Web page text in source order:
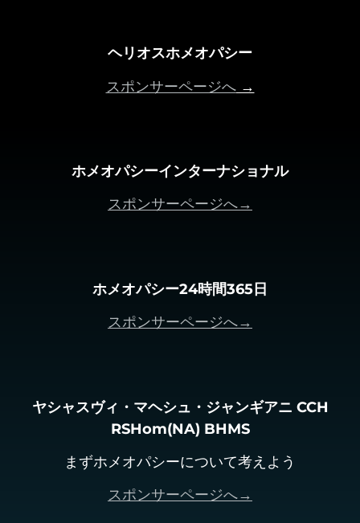
ヘリオスホメオパシー
スポンサーページへ→
ホメオパシーインターナショナル
スポンサーページへ→
ホメオパシー24時間365日
スポンサーページへ→
ヤシャスヴィ・マヘシュ・ジャンギアニ CCH
RSHom(NA) BHMS
まずホメオパシーについて考えよう
スポンサーページへ→